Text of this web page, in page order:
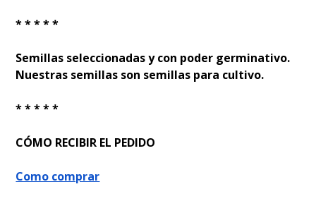
* * * * *
Semillas seleccionadas y con poder germinativo.
Nuestras semillas son semillas para cultivo.
* * * * *
CÓMO RECIBIR EL PEDIDO
Como comprar